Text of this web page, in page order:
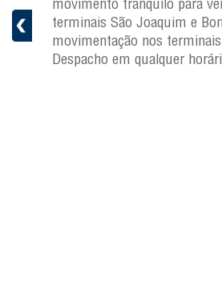
terminais São Joaquim e
movimentação nos
Despacho em qualquer